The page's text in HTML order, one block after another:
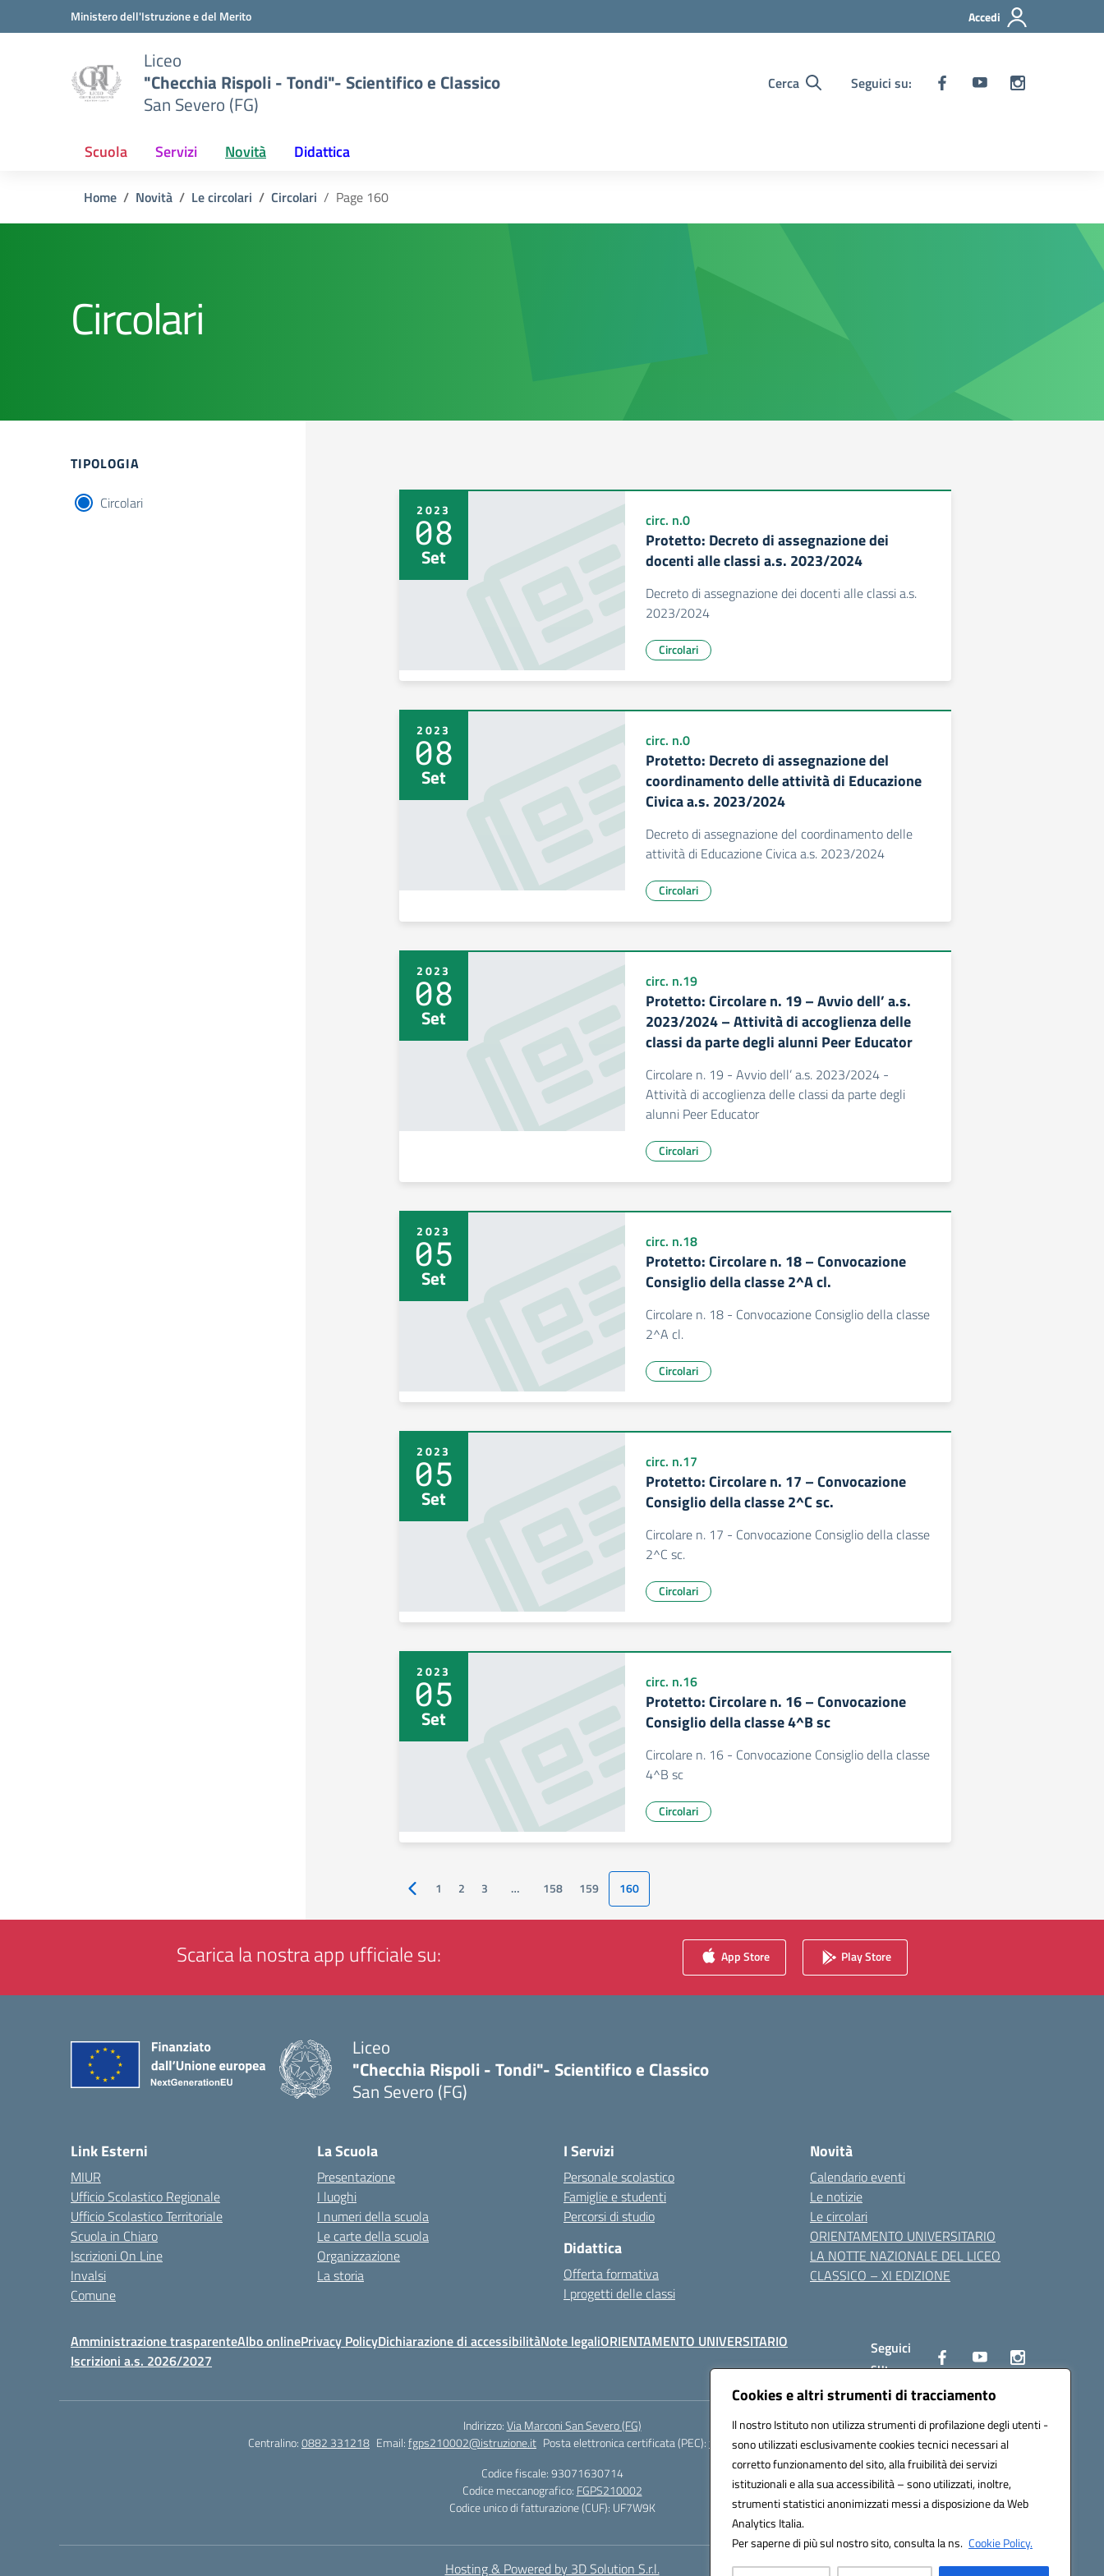
Cookies e altri strumenti di tracciamento
Il nostro Istituto non utilizza strumenti di profilazione degli utenti -
sono utilizzati esclusivamente cookies tecnici necessari al
corretto funzionamento del sito, alla fruibilità dei servizi
istituzionali e alla sua accessibilità – sono utilizzati, inoltre,
strumenti statistici anonimizzati messi a disposizione da Web
Analytics Italia.
Per saperne di più sul nostro sito, consulta la ns. Cookie Policy.
Vai ai contenuti
Vai al menu di navigazioneMinistero dell'Istruzione e del Merito Accedi
Liceo
"Checchia Rispoli - Tondi"- Scientifico e Classico
San Severo (FG)
Cerca Seguici su:
Scuola Servizi Novità Didattica
Home Novità Le circolari Circolari Page 160
Circolari
Filtri
TIPOLOGIA
Circolari
2023
08
Set
circ. n.0
Protetto: Decreto di assegnazione dei
docenti alle classi a.s. 2023/2024
Decreto di assegnazione dei docenti alle classi a.s.
2023/2024
Circolari
2023
08
Set
circ. n.0
Protetto: Decreto di assegnazione del
coordinamento delle attività di Educazione
Civica a.s. 2023/2024
Decreto di assegnazione del coordinamento delle
attività di Educazione Civica a.s. 2023/2024
Circolari
2023
08
Set
circ. n.19
Protetto: Circolare n. 19 – Avvio dell’ a.s.
2023/2024 – Attività di accoglienza delle
classi da parte degli alunni Peer Educator
Circolare n. 19 - Avvio dell’ a.s. 2023/2024 -
Attività di accoglienza delle classi da parte degli
alunni Peer Educator
Circolari
2023
05
Set
circ. n.18
Protetto: Circolare n. 18 – Convocazione
Consiglio della classe 2^A cl.
Circolare n. 18 - Convocazione Consiglio della classe
2^A cl.
Circolari
2023
05
Set
circ. n.17
Protetto: Circolare n. 17 – Convocazione
Consiglio della classe 2^C sc.
Circolare n. 17 - Convocazione Consiglio della classe
2^C sc.
Circolari
2023
05
Set
circ. n.16
Protetto: Circolare n. 16 – Convocazione
Consiglio della classe 4^B sc
Circolare n. 16 - Convocazione Consiglio della classe
4^B sc
Circolari
Pagina precedente
1 2 3 … 158 159 160
Scarica la nostra app ufficiale su: App Store Play Store
Liceo
"Checchia Rispoli - Tondi"- Scientifico e Classico
San Severo (FG)
Link Esterni
MIUR
Ufficio Scolastico Regionale
Ufficio Scolastico Territoriale
Scuola in Chiaro
Iscrizioni On Line
Invalsi
Comune
La Scuola
Presentazione
I luoghi
I numeri della scuola
Le carte della scuola
Organizzazione
La storia
I Servizi
Personale scolastico
Famiglie e studenti
Percorsi di studio
Didattica
Offerta formativa
I progetti delle classi
Novità
Calendario eventi
Le notizie
Le circolari
ORIENTAMENTO UNIVERSITARIO
LA NOTTE NAZIONALE DEL LICEO
CLASSICO – XI EDIZIONE
Amministrazione trasparenteAlbo onlinePrivacy PolicyDichiarazione di accessibilitàNote legaliORIENTAMENTO UNIVERSITARIO
Iscrizioni a.s. 2026/2027
Seguici
su:
Indirizzo:Via Marconi San Severo (FG)
Centralino:0882 331218 Email:fgps210002@istruzione.it Posta elettronica certificata (PEC):fgps210002@pec.istruzione.it
Codice fiscale: 93071630714
Codice meccanografico: FGPS210002
Codice unico di fatturazione (CUF): UF7W9K
Hosting & Powered by 3D Solution S.r.l.